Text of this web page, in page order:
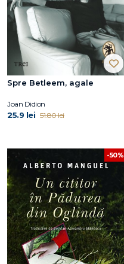
Spre Betleem, agale
Joan Didion
25.9 lei 51.80 lei
-50%